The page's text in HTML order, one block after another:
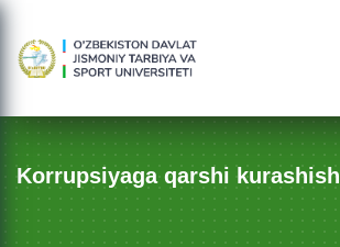
Korrupsiyaga qarshi kurashish